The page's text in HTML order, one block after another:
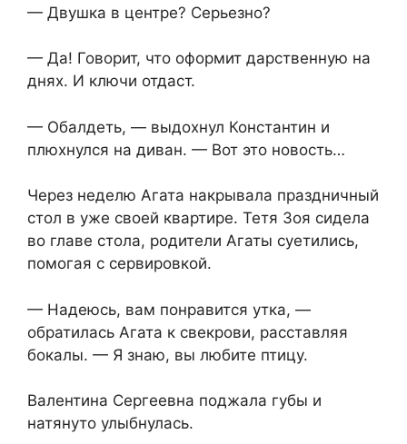
— Двушка в центре? Серьезно?
— Да! Говорит, что оформит дарственную на
днях. И ключи отдаст.
— Обалдеть, — выдохнул Константин и
плюхнулся на диван. — Вот это новость…
Через неделю Агата накрывала праздничный
стол в уже своей квартире. Тетя Зоя сидела
во главе стола, родители Агаты суетились,
помогая с сервировкой.
— Надеюсь, вам понравится утка, —
обратилась Агата к свекрови, расставляя
бокалы. — Я знаю, вы любите птицу.
Валентина Сергеевна поджала губы и
натянуто улыбнулась.